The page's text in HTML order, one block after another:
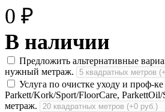
0 ₽
В наличии
Предложить альтернативные
нужный метраж.
Услуга по очистке уходу и проф-
Parkett/Kork/Sport/FloorCare,
метраж.